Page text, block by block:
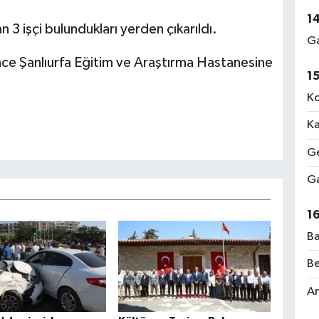
3 işçi bulundukları yerden çıkarıldı.
Şanlıurfa Eğitim ve Araştırma Hastanesine